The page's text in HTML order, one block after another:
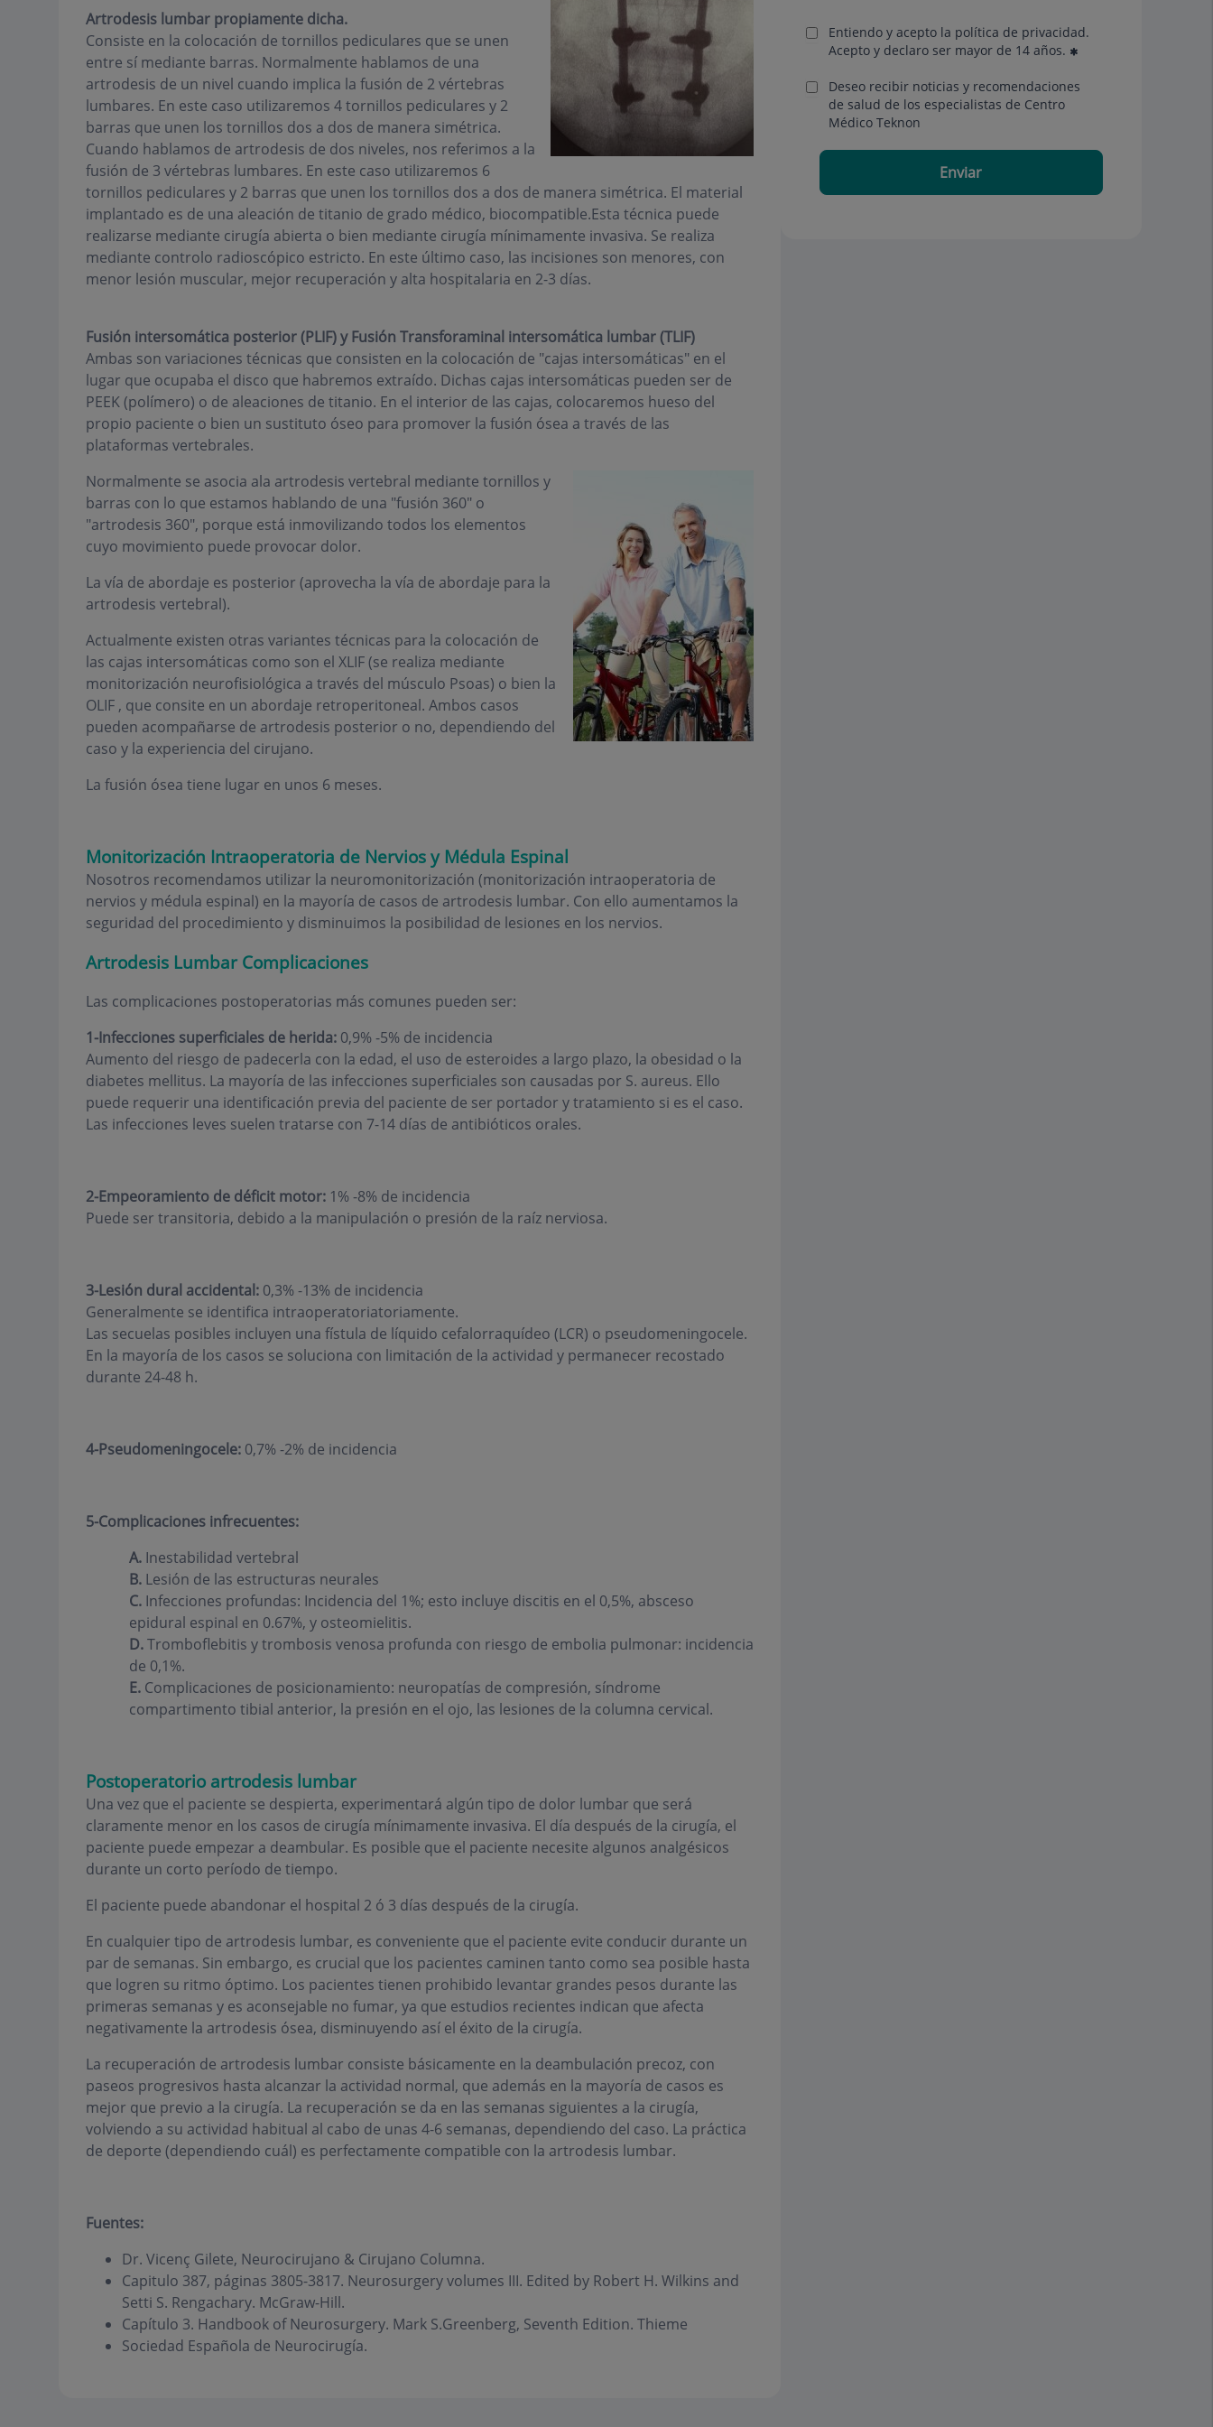
Artrodesis lumbar propiamente dicha.
Consiste en la colocación de tornillos pediculares que se unen
entre sí mediante barras. Normalmente hablamos de una
artrodesis de un nivel cuando implica la fusión de 2 vértebras
lumbares. En este caso utilizaremos 4 tornillos pediculares y 2
barras que unen los tornillos dos a dos de manera simétrica.
Cuando hablamos de artrodesis de dos niveles, nos referimos a la
fusión de 3 vértebras lumbares. En este caso utilizaremos 6
tornillos pediculares y 2 barras que unen los tornillos dos a dos de manera simétrica. El material
implantado es de una aleación de titanio de grado médico, biocompatible.Esta técnica puede
realizarse mediante cirugía abierta o bien mediante cirugía mínimamente invasiva. Se realiza
mediante controlo radioscópico estricto. En este último caso, las incisiones son menores, con
menor lesión muscular, mejor recuperación y alta hospitalaria en 2-3 días.
Fusión intersomática posterior (PLIF) y Fusión Transforaminal intersomática lumbar (TLIF)
Ambas son variaciones técnicas que consisten en la colocación de "cajas intersomáticas" en el
lugar que ocupaba el disco que habremos extraído. Dichas cajas intersomáticas pueden ser de
PEEK (polímero) o de aleaciones de titanio. En el interior de las cajas, colocaremos hueso del
propio paciente o bien un sustituto óseo para promover la fusión ósea a través de las
plataformas vertebrales.
Normalmente se asocia ala artrodesis vertebral mediante tornillos y
barras con lo que estamos hablando de una "fusión 360" o
"artrodesis 360", porque está inmovilizando todos los elementos
cuyo movimiento puede provocar dolor.
La vía de abordaje es posterior (aprovecha la vía de abordaje para la
artrodesis vertebral).
Actualmente existen otras variantes técnicas para la colocación de
las cajas intersomáticas como son el XLIF (se realiza mediante
monitorización neurofisiológica a través del músculo Psoas) o bien la
OLIF , que consite en un abordaje retroperitoneal. Ambos casos
pueden acompañarse de artrodesis posterior o no, dependiendo del
caso y la experiencia del cirujano.
La fusión ósea tiene lugar en unos 6 meses.
Monitorización Intraoperatoria de Nervios y Médula Espinal
Nosotros recomendamos utilizar la neuromonitorización (monitorización intraoperatoria de
nervios y médula espinal) en la mayoría de casos de artrodesis lumbar. Con ello aumentamos la
seguridad del procedimiento y disminuimos la posibilidad de lesiones en los nervios.
Artrodesis Lumbar Complicaciones
Las complicaciones postoperatorias más comunes pueden ser:
1-Infecciones superficiales de herida:0,9% -5% de incidencia
Aumento del riesgo de padecerla con la edad, el uso de esteroides a largo plazo, la obesidad o la
diabetes mellitus. La mayoría de las infecciones superficiales son causadas por S. aureus. Ello
puede requerir una identificación previa del paciente de ser portador y tratamiento si es el caso.
Las infecciones leves suelen tratarse con 7-14 días de antibióticos orales.
2-Empeoramiento de déficit motor:1% -8% de incidencia
Puede ser transitoria, debido a la manipulación o presión de la raíz nerviosa.
3-Lesión dural accidental: 0,3% -13% de incidencia
Generalmente se identifica intraoperatoriatoriamente.
Las secuelas posibles incluyen una fístula de líquido cefalorraquídeo (LCR) o pseudomeningocele.
En la mayoría de los casos se soluciona con limitación de la actividad y permanecer recostado
durante 24-48 h.
4-Pseudomeningocele:0,7% -2% de incidencia
5-Complicaciones infrecuentes:
A.Inestabilidad vertebral
B.Lesión de las estructuras neurales
C.Infecciones profundas: Incidencia del 1%; esto incluye discitis en el 0,5%, absceso
epidural espinal en 0.67%, y osteomielitis.
D.Tromboflebitis y trombosis venosa profunda con riesgo de embolia pulmonar: incidencia
de 0,1%.
E.Complicaciones de posicionamiento: neuropatías de compresión, síndrome
compartimento tibial anterior, la presión en el ojo, las lesiones de la columna cervical.
Postoperatorio artrodesis lumbar
Una vez que el paciente se despierta, experimentará algún tipo de dolor lumbar que será
claramente menor en los casos de cirugía mínimamente invasiva. El día después de la cirugía, el
paciente puede empezar a deambular. Es posible que el paciente necesite algunos analgésicos
durante un corto período de tiempo.
El paciente puede abandonar el hospital 2 ó 3 días después de la cirugía.
En cualquier tipo de artrodesis lumbar, es conveniente que el paciente evite conducir durante un
par de semanas. Sin embargo, es crucial que los pacientes caminen tanto como sea posible hasta
que logren su ritmo óptimo. Los pacientes tienen prohibido levantar grandes pesos durante las
primeras semanas y es aconsejable no fumar, ya que estudios recientes indican que afecta
negativamente la artrodesis ósea, disminuyendo así el éxito de la cirugía.
La recuperación de artrodesis lumbar consiste básicamente en la deambulación precoz, con
paseos progresivos hasta alcanzar la actividad normal, que además en la mayoría de casos es
mejor que previo a la cirugía. La recuperación se da en las semanas siguientes a la cirugía,
volviendo a su actividad habitual al cabo de unas 4-6 semanas, dependiendo del caso. La práctica
de deporte (dependiendo cuál) es perfectamente compatible con la artrodesis lumbar.
Fuentes:
Dr. Vicenç Gilete, Neurocirujano & Cirujano Columna.
Capitulo 387, páginas 3805-3817. Neurosurgery volumes III. Edited by Robert H. Wilkins and
Setti S. Rengachary. McGraw-Hill.
Capítulo 3. Handbook of Neurosurgery. Mark S.Greenberg, Seventh Edition. Thieme
Sociedad Española de Neurocirugía.
Entiendo y acepto la política de privacidad.
Acepto y declaro ser mayor de 14 años.
Deseo recibir noticias y recomendaciones
de salud de los especialistas de Centro
Médico Teknon
Enviar